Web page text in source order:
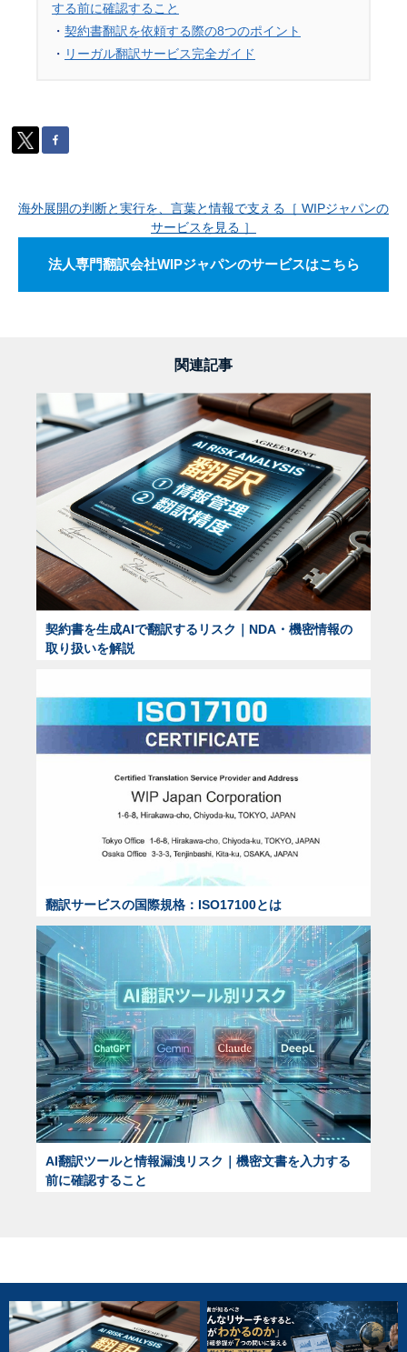
する前に確認すること
・ 契約書翻訳を依頼する際の8つのポイント
・ リーガル翻訳サービス完全ガイド
海外展開の判断と実行を、言葉と情報で支える［ WIPジャパンの
サービスを見る ］
法人専門翻訳会社WIPジャパンのサービスはこちら
関連記事
契約書を生成AIで翻訳するリスク｜NDA・機密情報の
取り扱いを解説
翻訳サービスの国際規格：ISO17100とは
AI翻訳ツールと情報漏洩リスク｜機密文書を入力する
前に確認すること